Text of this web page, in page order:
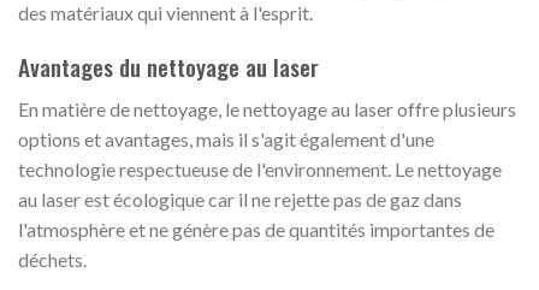
des matériaux qui viennent à l'esprit.
Avantages du nettoyage au laser
En matière de nettoyage, le nettoyage au laser offre plusieurs
options et avantages, mais il s'agit également d'une
technologie respectueuse de l'environnement. Le nettoyage
au laser est écologique car il ne rejette pas de gaz dans
l'atmosphère et ne génère pas de quantités importantes de
déchets.